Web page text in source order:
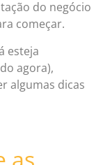
do negócio
começar.
esteja
agora),
algumas dicas